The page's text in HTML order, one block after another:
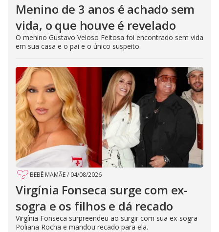
Menino de 3 anos é achado sem
vida, o que houve é revelado
O menino Gustavo Veloso Feitosa foi encontrado sem vida
em sua casa e o pai e o único suspeito.
BEBÊ MAMÃE/ 04/08/2026
Virgínia Fonseca surge com ex-
sogra e os filhos e dá recado
Virgínia Fonseca surpreendeu ao surgir com sua ex-sogra
Poliana Rocha e mandou recado para ela.